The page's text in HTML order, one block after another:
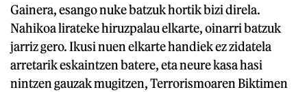
Gainera, esango nuke batzuk hortik bizi direla.
Nahikoa lirateke hiruzpalau elkarte, oinarri batzuk
jarriz gero. Ikusi nuen elkarte handiek ez zidatela
arretarik eskaintzen batere, eta neure kasa hasi
nintzen gauzak mugitzen, Terrorismoaren Biktimen